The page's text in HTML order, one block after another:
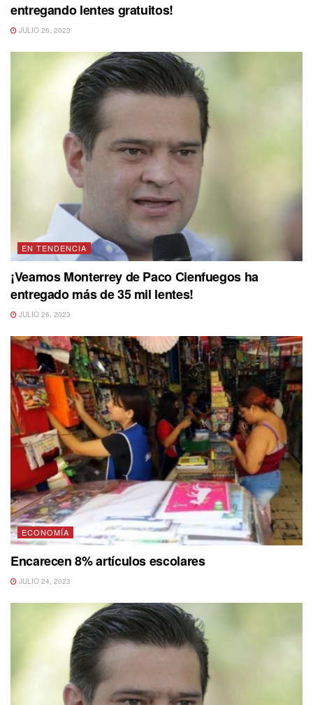
entregando lentes gratuitos!
JULIO 26, 2023
EN TENDENCIA
¡Veamos Monterrey de Paco Cienfuegos ha
entregado más de 35 mil lentes!
JULIO 26, 2023
ECONOMÍA
Encarecen 8% artículos escolares
JULIO 24, 2023